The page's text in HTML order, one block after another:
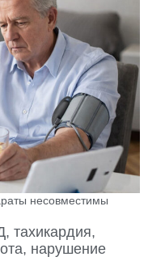
несовместимы
тахикардия,
нарушение